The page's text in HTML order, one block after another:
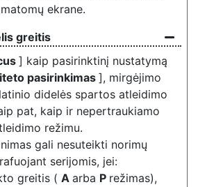
ekrane.
greitis
] kaip pasirinktinį nustatymą
pasirinkimas], mirgėjimo
didelės spartos atleidimo
pat, kaip ir nepertraukiamo
režimu.
gali nesuteikti norimų
serijomis, jei:
greitis ( A arba P režimas),